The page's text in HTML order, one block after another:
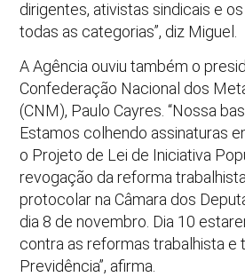
dirigentes, ativistas sindicais e
todas as categorias”, diz Miguel.
A Agência ouviu também o
Confederação Nacional dos
(CNM), Paulo Cayres. “Nossa
Estamos colhendo assinaturas
o Projeto de Lei de Iniciativa
revogação da reforma
protocolar na Câmara dos
dia 8 de novembro. Dia 10
contra as reformas trabalhista e
Previdência”, afirma.